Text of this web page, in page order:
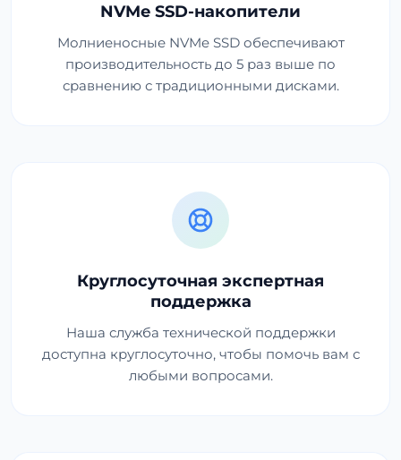
NVMe SSD-накопители
Молниеносные NVMe SSD обеспечивают
производительность до 5 раз выше по
сравнению с традиционными дисками.
Круглосуточная экспертная
поддержка
Наша служба технической поддержки
доступна круглосуточно, чтобы помочь вам с
любыми вопросами.